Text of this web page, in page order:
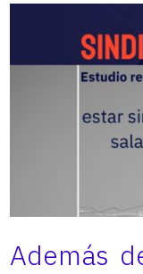
Además